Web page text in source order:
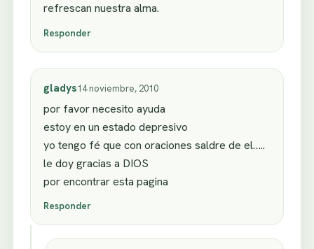
refrescan nuestra alma.
Responder
gladys14 noviembre, 2010
por favor necesito ayuda
estoy en un estado depresivo
yo tengo fé que con oraciones saldre de el…..
le doy gracias a DIOS
por encontrar esta pagina
Responder